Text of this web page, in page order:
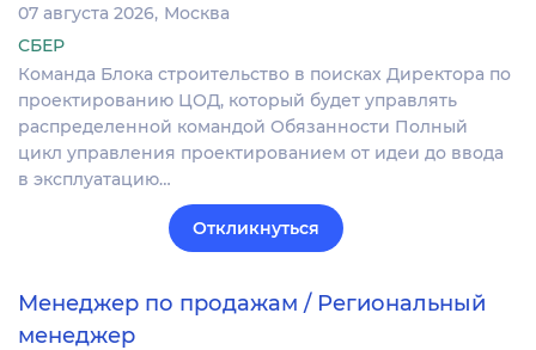
07 августа 2026 Москва
СБЕР
Команда Блока строительство в поисках Директора по
проектированию ЦОД, который будет управлять
распределенной командой Обязанности Полный
цикл управления проектированием от идеи до ввода
в эксплуатацию…
Откликнуться
Менеджер по продажам / Региональный
менеджер